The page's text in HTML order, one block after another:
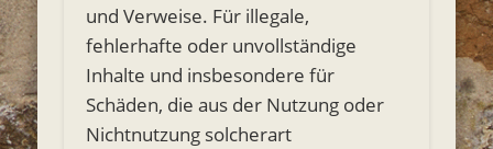
und Verweise. Für illegale,
fehlerhafte oder unvollständige
Inhalte und insbesondere für
Schäden, die aus der Nutzung oder
Nichtnutzung solcherart